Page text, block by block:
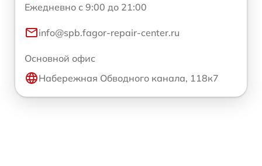
Ежедневно с 9:00 до 21:00
info@spb.fagor-repair-center.ru
Основной офис
Набережная Обводного канала, 118к7